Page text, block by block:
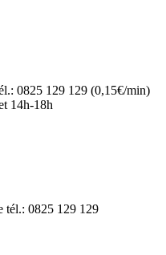
0825 129 129 (0,15€/min)
14h-18h
tél.: 0825 129 129